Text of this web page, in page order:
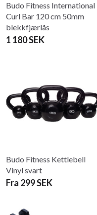
Budo Fitness International
Curl Bar 120 cm 50mm
blekkfjærlås
1 180 SEK
Budo Fitness Kettlebell
Vinyl svart
Fra 299 SEK